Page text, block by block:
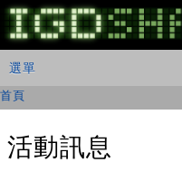
移
至
主
IGDSHARE
獨
遊
開
發
主選單
選單
您在這裡
首頁
活動訊息